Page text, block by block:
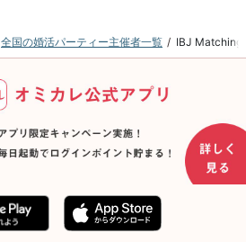
全国の婚活パーティー主催者一覧 IBJ Matching